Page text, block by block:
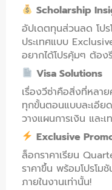
Scholarship
อัปเดตทุนส่วนลด โป
ประเทศแบบ
อยากได้โปรคุ้มๆ ต้อ
Visa Solutions
เรื่องวีซ่าคือสิ่งที่หลา
ทุกขั้นตอนแบบละเอีย
วางแผนการเงิน และ
Exclusive
ล็อกราคาเรียน
ราคาขึ้น พร้อมโปรโม
ภายในงานเท่านั้น!